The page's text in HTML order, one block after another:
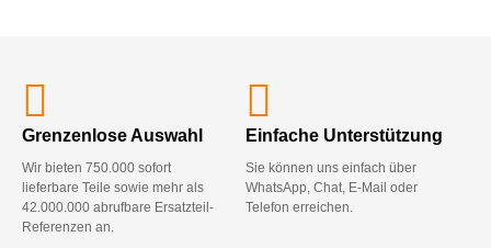
Grenzenlose Auswahl
Wir bieten 750.000 sofort
lieferbare Teile sowie mehr als
42.000.000 abrufbare Ersatzteil-
Referenzen an.
Einfache Unterstützung
Sie können uns einfach über
WhatsApp, Chat, E-Mail oder
Telefon erreichen.